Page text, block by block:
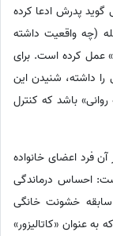
گوید پدرش ادعا کرده
(چه واقعیت داشته
عمل کرده است. برای
داشته، شنیدن این
باشد که کنترل
فرد اعضای خانواده
احساس درماندگی
سابقه خشونت خانگی
عنوان «کاتالیزور»